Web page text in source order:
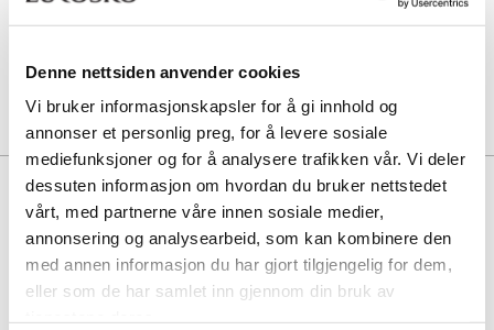
Denne nettsiden anvender cookies
Vi bruker informasjonskapsler for å gi innhold og
annonser et personlig preg, for å levere sosiale
mediefunksjoner og for å analysere trafikken vår. Vi deler
dessuten informasjon om hvordan du bruker nettstedet
vårt, med partnerne våre innen sosiale medier,
annonsering og analysearbeid, som kan kombinere den
med annen informasjon du har gjort tilgjengelig for dem,
eller som de har samlet inn gjennom din bruk av
30 dagers åpent kjøp
Hjemlevering 3-7 dager
Gratis retur i butikk
Beskrivelse
Rent naturprodukt, vegetabilsk garvet skinn av høy kvalitet. Sålen
holder skoene friske ved å absorbere fuktighet og redusere lukt.
Produktet er ideell for forretningssko og klassiske herresko.